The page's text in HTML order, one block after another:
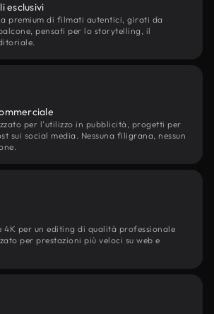
esclusivi
premium di filmati autentici, girati da
pensati per lo storytelling, il
per l'utilizzo in pubblicità, progetti per
sui social media. Nessuna filigrana, nessun
4K per un editing di qualità professionale
per prestazioni più veloci su web e